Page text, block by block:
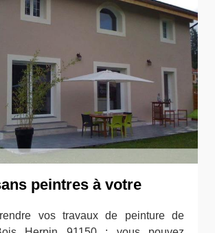
peintres à votre
vos travaux de peinture de